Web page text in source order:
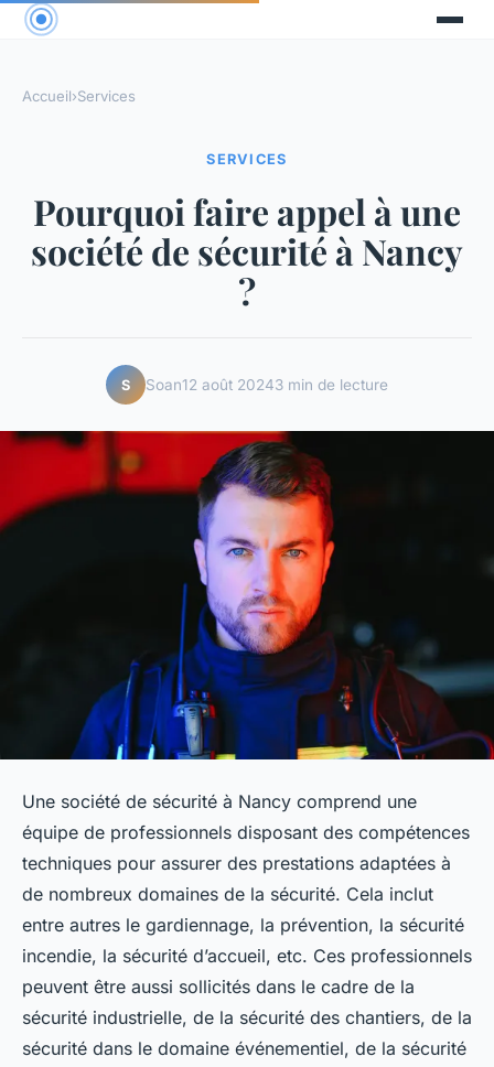
Accueil›Services
SERVICES
Pourquoi faire appel à une
société de sécurité à Nancy
?
S Soan12 août 20243 min de lecture
Une société de sécurité à Nancy comprend une
équipe de professionnels disposant des compétences
techniques pour assurer des prestations adaptées à
de nombreux domaines de la sécurité. Cela inclut
entre autres le gardiennage, la prévention, la sécurité
incendie, la sécurité d’accueil, etc. Ces professionnels
peuvent être aussi sollicités dans le cadre de la
sécurité industrielle, de la sécurité des chantiers, de la
sécurité dans le domaine événementiel, de la sécurité